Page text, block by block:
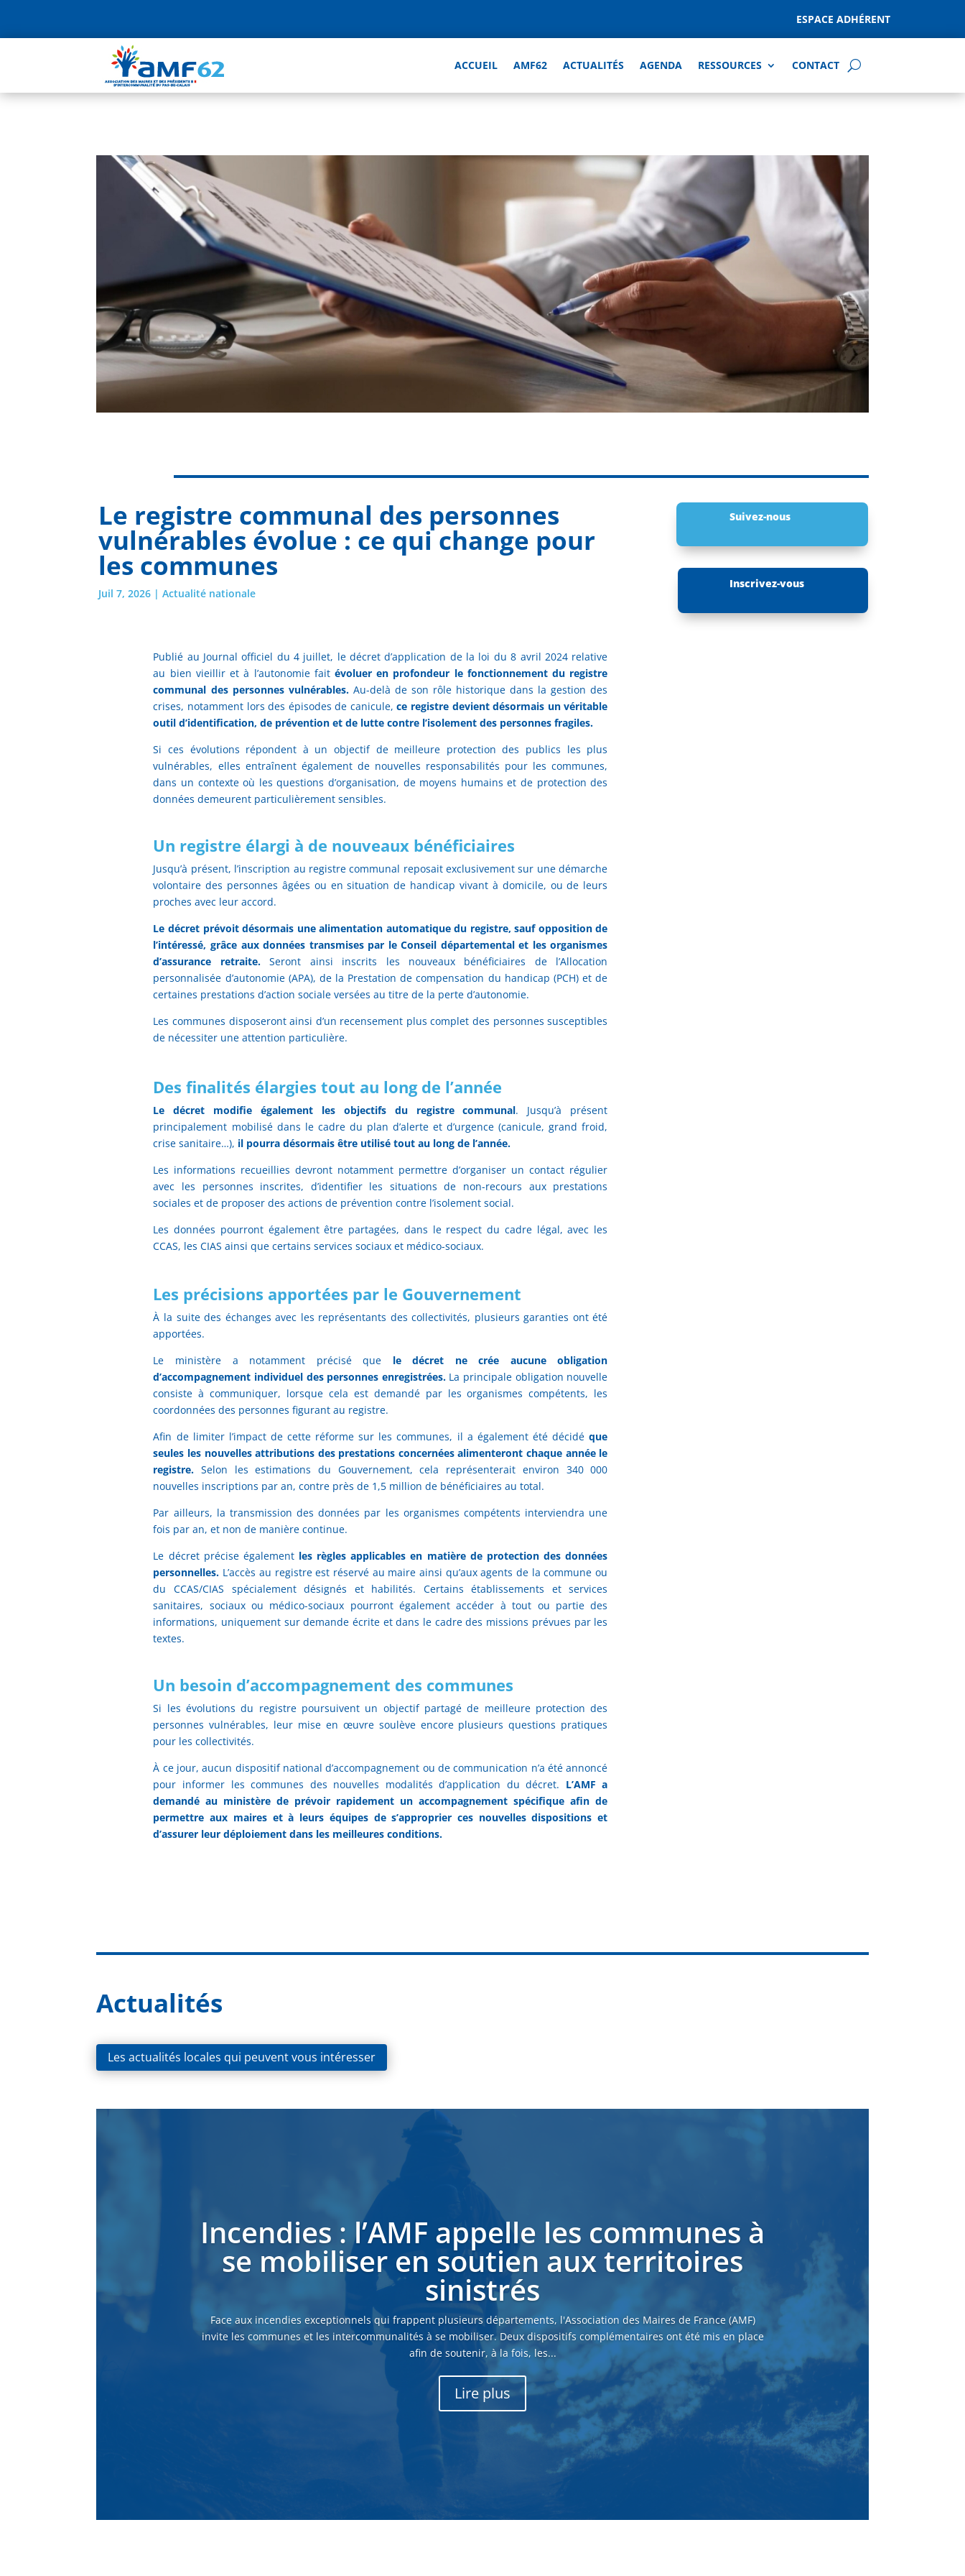
ESPACE ADHÉRENT
ACCUEIL AMF62 ACTUALITÉS AGENDA RESSOURCES CONTACT
Le registre communal des personnes
vulnérables évolue : ce qui change pour
les communes
Juil 7, 2026 |Actualité nationale
Publié au Journal officiel du 4 juillet, le décret d’application de la loi du 8 avril 2024 relative
au bien vieillir et à l’autonomie fait évoluer en profondeur le fonctionnement du registre
communal des personnes vulnérables.Au-delà de son rôle historique dans la gestion des
crises, notamment lors des épisodes de canicule,ce registre devient désormais un véritable
outil d’identification, de prévention et de lutte contre l’isolement des personnes fragiles.
Si ces évolutions répondent à un objectif de meilleure protection des publics les plus
vulnérables, elles entraînent également de nouvelles responsabilités pour les communes,
dans un contexte où les questions d’organisation, de moyens humains et de protection des
données demeurent particulièrement sensibles.
Un registre élargi à de nouveaux bénéficiaires
Jusqu’à présent, l’inscription au registre communal reposait exclusivement sur une démarche
volontaire des personnes âgées ou en situation de handicap vivant à domicile, ou de leurs
proches avec leur accord.
Le décret prévoit désormais une alimentation automatique du registre, sauf opposition de
l’intéressé, grâce aux données transmises par le Conseil départemental et les organismes
d’assurance retraite.Seront ainsi inscrits les nouveaux bénéficiaires de l’Allocation
personnalisée d’autonomie (APA), de la Prestation de compensation du handicap (PCH) et de
certaines prestations d’action sociale versées au titre de la perte d’autonomie.
Les communes disposeront ainsi d’un recensement plus complet des personnes susceptibles
de nécessiter une attention particulière.
Des finalités élargies tout au long de l’année
Le décret modifie également les objectifs du registre communal. Jusqu’à présent
principalement mobilisé dans le cadre du plan d’alerte et d’urgence (canicule, grand froid,
crise sanitaire…), il pourra désormais être utilisé tout au long de l’année.
Les informations recueillies devront notamment permettre d’organiser un contact régulier
avec les personnes inscrites, d’identifier les situations de non-recours aux prestations
sociales et de proposer des actions de prévention contre l’isolement social.
Les données pourront également être partagées, dans le respect du cadre légal, avec les
CCAS, les CIAS ainsi que certains services sociaux et médico-sociaux.
Les précisions apportées par le Gouvernement
À la suite des échanges avec les représentants des collectivités, plusieurs garanties ont été
apportées.
Le ministère a notamment précisé que le décret ne crée aucune obligation
d’accompagnement individuel des personnes enregistrées.La principale obligation nouvelle
consiste à communiquer, lorsque cela est demandé par les organismes compétents, les
coordonnées des personnes figurant au registre.
Afin de limiter l’impact de cette réforme sur les communes, il a également été décidéque
seules les nouvelles attributions des prestations concernées alimenteront chaque année le
registre. Selon les estimations du Gouvernement, cela représenterait environ 340 000
nouvelles inscriptions par an, contre près de 1,5 million de bénéficiaires au total.
Par ailleurs, la transmission des données par les organismes compétents interviendra une
fois par an, et non de manière continue.
Le décret précise également les règles applicables en matière de protection des données
personnelles. L’accès au registre est réservé au maire ainsi qu’aux agents de la commune ou
du CCAS/CIAS spécialement désignés et habilités. Certains établissements et services
sanitaires, sociaux ou médico-sociaux pourront également accéder à tout ou partie des
informations, uniquement sur demande écrite et dans le cadre des missions prévues par les
textes.
Un besoin d’accompagnement des communes
Si les évolutions du registre poursuivent un objectif partagé de meilleure protection des
personnes vulnérables, leur mise en œuvre soulève encore plusieurs questions pratiques
pour les collectivités.
À ce jour, aucun dispositif national d’accompagnement ou de communication n’a été annoncé
pour informer les communes des nouvelles modalités d’application du décret. L’AMF a
demandé au ministère de prévoir rapidement un accompagnement spécifique afin de
permettre aux maires et à leurs équipes de s’approprier ces nouvelles dispositions et
d’assurer leur déploiement dans les meilleures conditions.
Suivez-nous
Inscrivez-vous
Actualités
Les actualités locales qui peuvent vous intéresser
Incendies : l’AMF appelle les communes à
se mobiliser en soutien aux territoires
sinistrés
Face aux incendies exceptionnels qui frappent plusieurs départements, l'Association des Maires de France (AMF)
invite les communes et les intercommunalités à se mobiliser. Deux dispositifs complémentaires ont été mis en place
afin de soutenir, à la fois, les...
Lire plus